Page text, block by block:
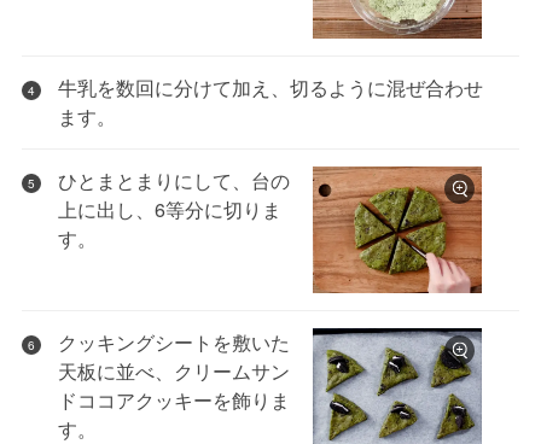
4
牛乳を数回に分けて加え、切るように混ぜ合わせ
ます。
5
ひとまとまりにして、台の
上に出し、6等分に切りま
す。
6
クッキングシートを敷いた
天板に並べ、クリームサン
ドココアクッキーを飾りま
す。